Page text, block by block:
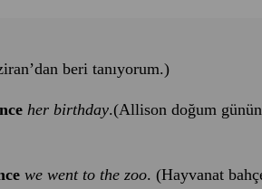
beri tanıyorum.)
her birthday.(Allison doğum
we went to the zoo. (Hayvanat